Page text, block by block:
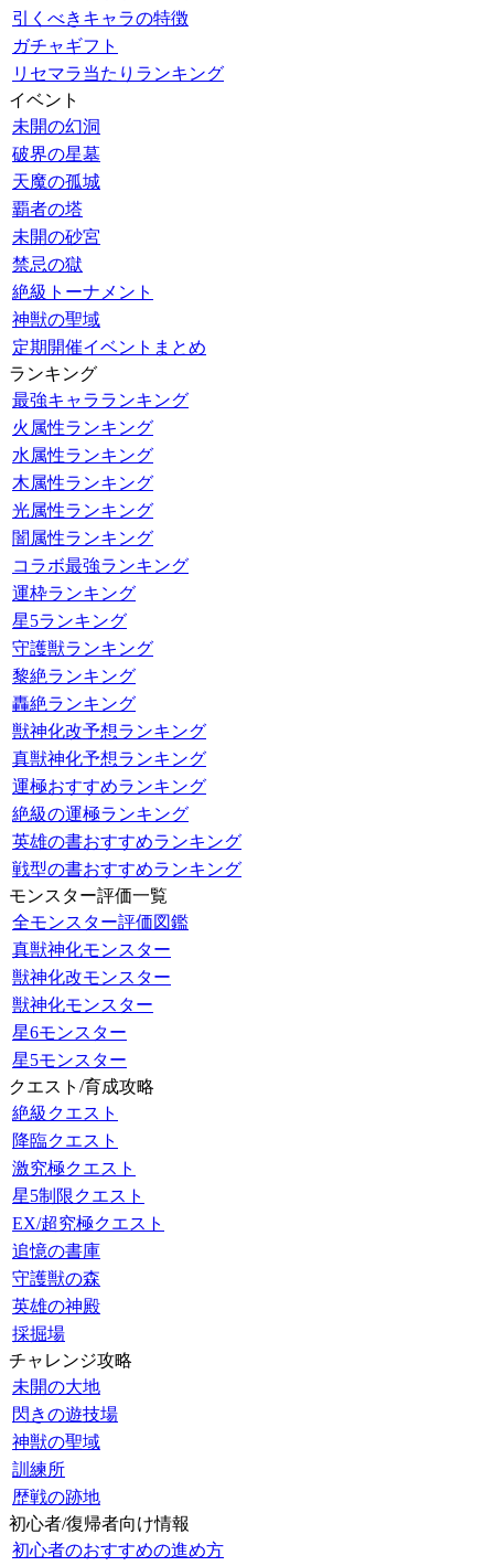
引くべきキャラの特徴
ガチャギフト
リセマラ当たりランキング
イベント
未開の幻洞
破界の星墓
天魔の孤城
覇者の塔
未開の砂宮
禁忌の獄
絶級トーナメント
神獣の聖域
定期開催イベントまとめ
ランキング
最強キャラランキング
火属性ランキング
水属性ランキング
木属性ランキング
光属性ランキング
闇属性ランキング
コラボ最強ランキング
運枠ランキング
星5ランキング
守護獣ランキング
黎絶ランキング
轟絶ランキング
獣神化改予想ランキング
真獣神化予想ランキング
運極おすすめランキング
絶級の運極ランキング
英雄の書おすすめランキング
戦型の書おすすめランキング
モンスター評価一覧
全モンスター評価図鑑
真獣神化モンスター
獣神化改モンスター
獣神化モンスター
星6モンスター
星5モンスター
クエスト/育成攻略
絶級クエスト
降臨クエスト
激究極クエスト
星5制限クエスト
EX/超究極クエスト
追憶の書庫
守護獣の森
英雄の神殿
採掘場
チャレンジ攻略
未開の大地
閃きの遊技場
神獣の聖域
訓練所
歴戦の跡地
初心者/復帰者向け情報
初心者のおすすめの進め方